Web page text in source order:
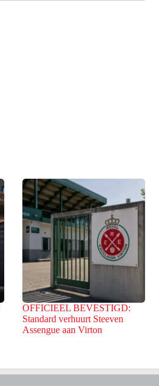
OFFICIEEL BEVESTIGD:
Standard verhuurt Steeven
Assengue aan Virton